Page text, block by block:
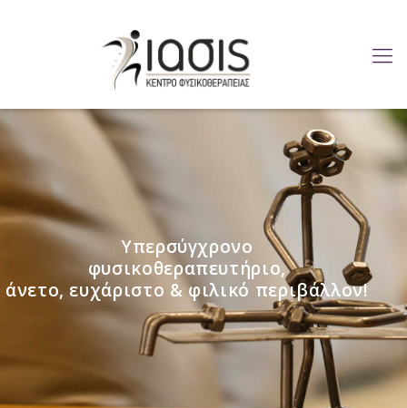
Υπερσύγχρονο
φυσικοθεραπευτήριο,
άνετο, ευχάριστο & φιλικό περιβάλλον!